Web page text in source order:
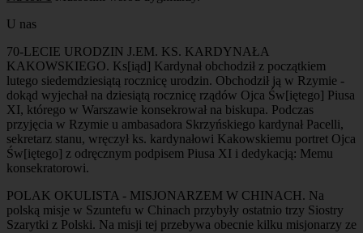
U nas
70-LECIE URODZIN J.EM. KS. KARDYNAŁA
KAKOWSKIEGO. Ks[iąd] Kardynał obchodził z początkiem
lutego siedemdziesiątą rocznicę urodzin. Obchodził ją w Rzymie -
dokąd wyjechał na dziesiątą rocznicę rządów Ojca Św[iętego] Piusa
XI, którego w Warszawie konsekrował na biskupa. Podczas
przyjęcia w Rzymie u ambasadora Skrzyńskiego kardynał Pacelli,
sekretarz stanu, wręczył ks. kardynałowi Kakowskiemu portret Ojca
Św[iętego] z odręcznym podpisem Piusa XI i dedykacją: Memu
konsekratorowi.
POLAK OKULISTA - MISJONARZEM W CHINACH. Na
polską misje w Szuntefu w Chinach przybyły ostatnio trzy Siostry
Szarytki z Polski. Na misji tej przebywa obecnie kilku misjonarzy ze